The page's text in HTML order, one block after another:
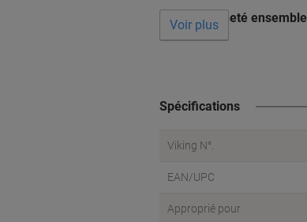
Souvent acheté ensemble
Voir plus
Spécifications
Viking N°.
EAN/UPC
Approprié pour